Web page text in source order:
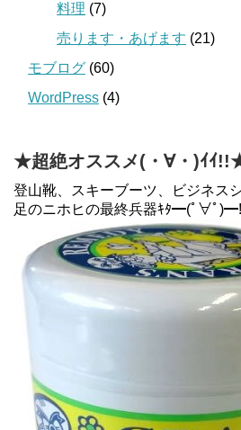
料理 (7)
売ります・あげます (21)
モブログ (60)
WordPress (4)
★超絶オススメ(・∀・)ｲｲ
登山靴、スキーブーツ、ビジネス
足のニホヒの最終兵器ｷﾀ━(ﾟ∀ﾟ)━!